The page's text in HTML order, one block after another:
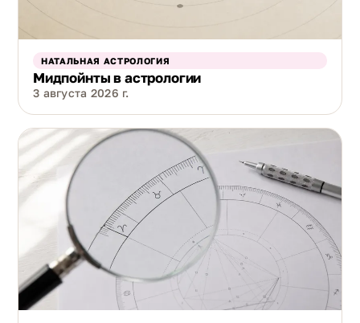
НАТАЛЬНАЯ АСТРОЛОГИЯ
Мидпойнты в астрологии
3 августа 2026 г.